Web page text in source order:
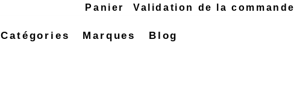
Panier Validation de la commande
Catégories Marques Blog